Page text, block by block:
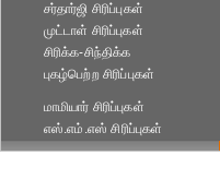
சர்தார்ஜி சிரிப்புகள்
முட்டாள் சிரிப்புகள்
சிரிக்க-சிந்திக்க
புகழ்பெற்ற சிரிப்புகள்
மாமியார் சிரிப்புகள்
எஸ்.எம்.எஸ் சிரிப்புகள்